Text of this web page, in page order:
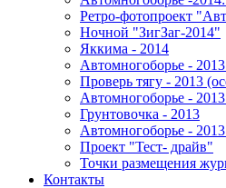
Ретро-фотопроект
Ночной "ЗигЗаг-2014"
Яккима - 2014
Автомногоборье -
Проверь тягу - 2013
Автомногоборье -
Грунтовочка - 2013
Автомногоборье -
Проект "Тест- драйв"
Точки размещения
Контакты